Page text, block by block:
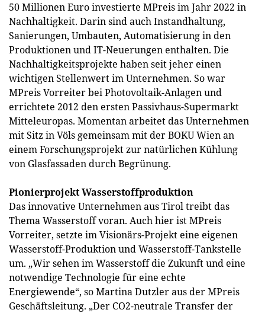
50 Millionen Euro investierte MPreis im Jahr 2022 in
Nachhaltigkeit. Darin sind auch Instandhaltung,
Sanierungen, Umbauten, Automatisierung in den
Produktionen und IT-Neuerungen enthalten. Die
Nachhaltigkeitsprojekte haben seit jeher einen
wichtigen Stellenwert im Unternehmen. So war
MPreis Vorreiter bei Photovoltaik-Anlagen und
errichtete 2012 den ersten Passivhaus-Supermarkt
Mitteleuropas. Momentan arbeitet das Unternehmen
mit Sitz in Völs gemeinsam mit der BOKU Wien an
einem Forschungsprojekt zur natürlichen Kühlung
von Glasfassaden durch Begrünung.
Pionierprojekt Wasserstoffproduktion
Das innovative Unternehmen aus Tirol treibt das
Thema Wasserstoff voran. Auch hier ist MPreis
Vorreiter, setzte im Visionärs-Projekt eine eigenen
Wasserstoff-Produktion und Wasserstoff-Tankstelle
um. „Wir sehen im Wasserstoff die Zukunft und eine
notwendige Technologie für eine echte
Energiewende“, so Martina Dutzler aus der MPreis
Geschäftsleitung. „Der CO2-neutrale Transfer der